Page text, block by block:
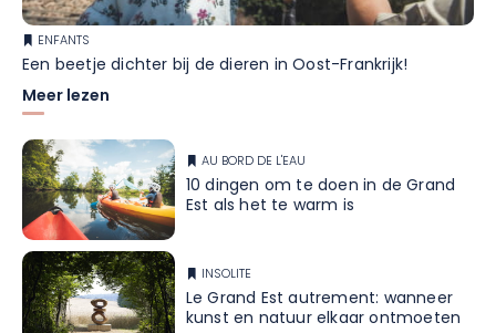
ENFANTS
Een beetje dichter bij de dieren in Oost-Frankrijk!
Meer lezen
AU BORD DE L'EAU
10 dingen om te doen in de Grand
Est als het te warm is
INSOLITE
Le Grand Est autrement: wanneer
kunst en natuur elkaar ontmoeten